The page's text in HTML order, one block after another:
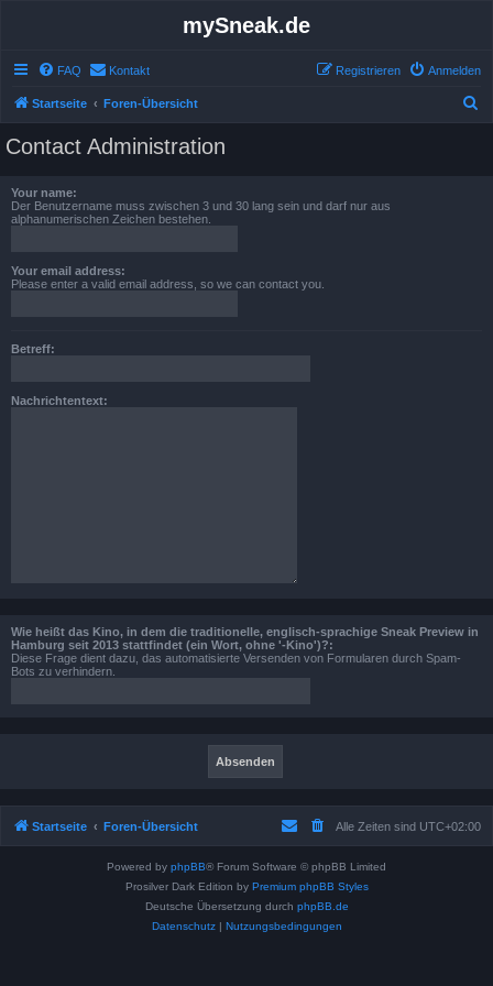
mySneak.de
FAQ Kontakt Anmelden
Registrieren
Startseite Foren-Übersicht
Contact Administration
Your name:
Der Benutzername muss zwischen 3 und 30 lang sein und darf nur aus
alphanumerischen Zeichen bestehen.
Your email address:
Please enter a valid email address, so we can contact you.
Betreff:
Nachrichtentext:
Wie heißt das Kino, in dem die traditionelle, englisch-sprachige Sneak Preview in
Hamburg seit 2013 stattfindet (ein Wort, ohne '-Kino')?:
Diese Frage dient dazu, das automatisierte Versenden von Formularen durch Spam-
Bots zu verhindern.
Startseite Foren-Übersicht Alle Zeiten sind UTC+02:00
Powered by phpBB® Forum Software © phpBB Limited
Prosilver Dark Edition by Premium phpBB Styles
Deutsche Übersetzung durch phpBB.de
Datenschutz| Nutzungsbedingungen